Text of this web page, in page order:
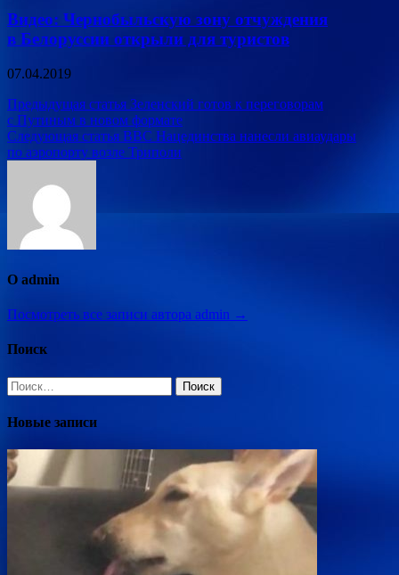
Видео: Чернобыльскую зону отчуждения
в Белоруссии открыли для туристов
07.04.2019
Навигация
по
записям
Предыдущая статья Зеленский готов к переговорам
с Путиным в новом формате
Следующая статья ВВС Нацединства нанесли авиаудары
по аэропорту возле Триполи
О admin
Посмотреть все записи автора admin →
Поиск
Найти:
Новые записи